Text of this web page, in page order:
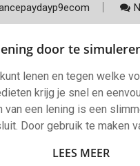
door te
lenen en tegen welke
krijg je snel en
een lening is een
Door gebruik te maken
LEES MEER